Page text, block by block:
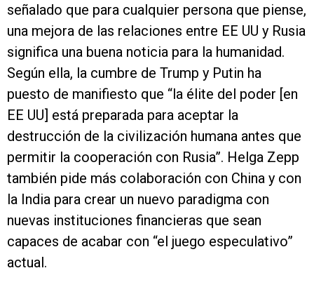
señalado que para cualquier persona que piense,
una mejora de las relaciones entre EE UU y Rusia
significa una buena noticia para la humanidad.
Según ella, la cumbre de Trump y Putin ha
puesto de manifiesto que “la élite del poder [en
EE UU] está preparada para aceptar la
destrucción de la civilización humana antes que
permitir la cooperación con Rusia”. Helga Zepp
también pide más colaboración con China y con
la India para crear un nuevo paradigma con
nuevas instituciones financieras que sean
capaces de acabar con “el juego especulativo”
actual.